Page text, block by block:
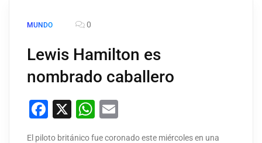
MUNDO 0
Lewis Hamilton es
nombrado caballero
Facebook
X WhatsApp
El piloto británico fue coronado este miércoles en una